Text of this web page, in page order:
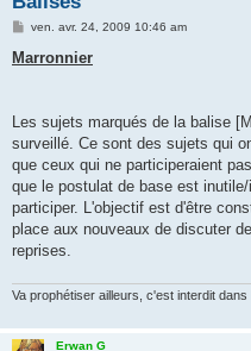
M
s
s
ven. avr. 24, 2009 10:46 am
Marronnier
Les sujets marqués de la balise
surveillé. Ce sont des sujets qui
que ceux qui ne participeraient
que le postulat de base est
participer. L'objectif est d'être
place aux nouveaux de discuter
reprises.
Va prophétiser ailleurs, c'est interdit dans
Erwan G